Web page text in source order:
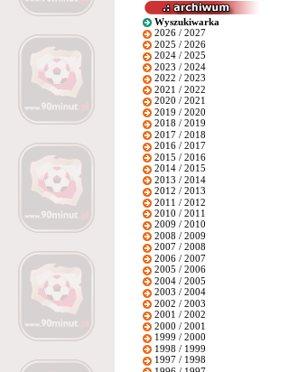
Wyszukiwarka
2026 / 2027
2025 / 2026
2024 / 2025
2023 / 2024
2022 / 2023
2021 / 2022
2020 / 2021
2019 / 2020
2018 / 2019
2017 / 2018
2016 / 2017
2015 / 2016
2014 / 2015
2013 / 2014
2012 / 2013
2011 / 2012
2010 / 2011
2009 / 2010
2008 / 2009
2007 / 2008
2006 / 2007
2005 / 2006
2004 / 2005
2003 / 2004
2002 / 2003
2001 / 2002
2000 / 2001
1999 / 2000
1998 / 1999
1997 / 1998